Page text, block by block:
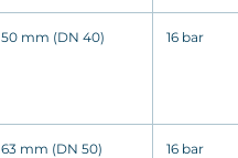
50 mm (DN 40) 16 bar
63 mm (DN 50) 16 bar